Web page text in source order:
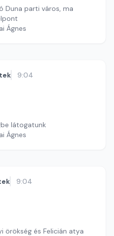
Duna parti város, ma
Ágnes
9:04
látogatunk
Ágnes
9:04
örökség és Felicián atya